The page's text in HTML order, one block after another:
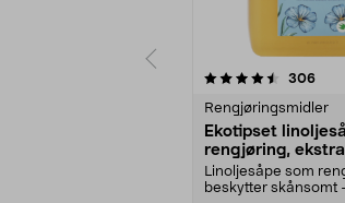
306
Rengjøringsmidler
Ekotipset
rengjøring, ekstra
Linoljesåpe som
beskytter skånsomt
4.5 av 5